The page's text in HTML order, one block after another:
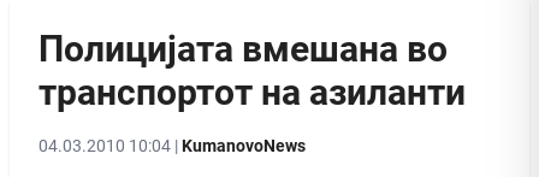
Полицијата вмешана во
транспортот на азиланти
04.03.2010 10:04 |KumanovoNews